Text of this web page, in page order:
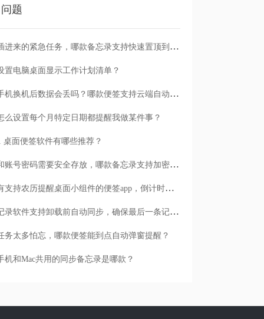
题
临时插进来的紧急任务，哪款备忘录支持快速置顶到清单首位？
置电脑桌面显示工作计划清单？
安卓手机换机后数据会丢吗？哪款便签支持云端自动备份？
么设置每个月特定日期都提醒我做某件事？
桌面便签软件有哪些推荐？
日记和账号密码需要安全存放，哪款备忘录支持加密保护？
有没有支持农历提醒桌面小组件的便签app，倒计时一目了然
哪款记录软件支持卸载前自动同步，确保最后一条记录不丢失？
务太多怕忘，哪款便签能到点自动弹窗提醒？
机和Mac共用的同步备忘录是哪款？